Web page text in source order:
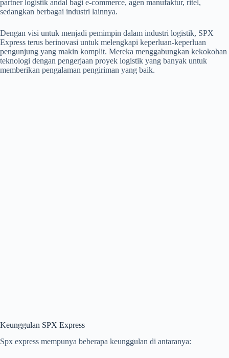
partner logistik andal bagi e-commerce, agen manufaktur, ritel,
sedangkan berbagai industri lainnya.
Dengan visi untuk menjadi pemimpin dalam industri logistik, SPX
Express terus berinovasi untuk melengkapi keperluan-keperluan
pengunjung yang makin komplit. Mereka menggabungkan kekokohan
teknologi dengan pengerjaan proyek logistik yang banyak untuk
memberikan pengalaman pengiriman yang baik.
Keunggulan SPX Express
Spx express mempunya beberapa keunggulan di antaranya: